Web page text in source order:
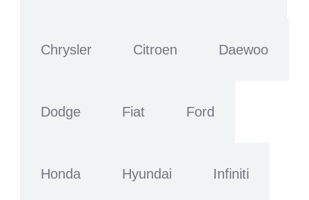
Chrysler Citroen Daewoo
Dodge Fiat Ford
Honda Hyundai Infiniti